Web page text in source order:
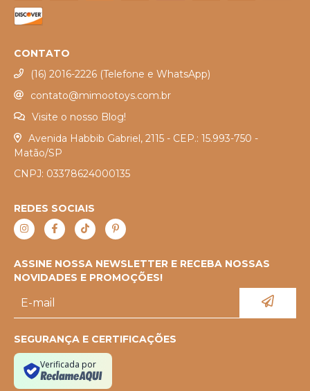
CONTATO
(16) 2016-2226 (Telefone e WhatsApp)
contato@mimootoys.com.br
Visite o nosso Blog!
Avenida Habbib Gabriel, 2115 - CEP.: 15.993-750 -
Matão/SP
CNPJ: 03378624000135
REDES SOCIAIS
ASSINE NOSSA NEWSLETTER E RECEBA NOSSAS
NOVIDADES E PROMOÇÕES!
SEGURANÇA E CERTIFICAÇÕES
Verificada por